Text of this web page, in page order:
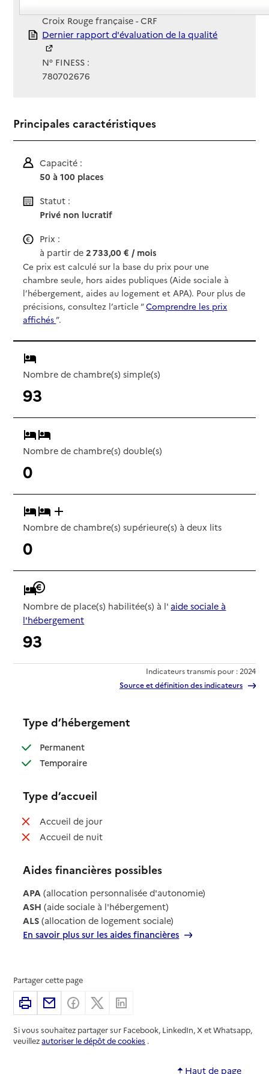
Croix Rouge française - CRF
Rapport HAS
Dernier rapport d'évaluation de la qualité
N° FINESS :
780702676
Principales caractéristiques
Capacité :
50 à 100 places
Statut :
Privé non lucratif
Prix :
à partir de2 733,00 € / mois
Ce prix est calculé sur la base du prix pour une
chambre seule, hors aides publiques (Aide sociale à
l’hébergement, aides au logement et APA). Pour plus de
précisions, consultez l’article “Comprendre les prix
affichés”.
Nombre de chambre(s) simple(s)
93
Nombre de chambre(s) double(s)
0
Nombre de chambre(s) supérieure(s) à deux lits
0
Nombre de place(s) habilitée(s) à l' aide sociale à
l'hébergement
93
Indicateurs transmis pour : 2024
Source et définition des indicateurs
Type d’hébergement
Permanent: disponible
Temporaire: disponible
Type d’accueil
Accueil de jour: non disponible
Accueil de nuit: non disponible
Aides financières possibles
APA (allocation personnalisée d'autonomie)
ASH (aide sociale à l'hébergement)
ALS (allocation de logement sociale)
En savoir plus sur les aides financières
Partager cette page
ImprimerPartager par email
Partager sur Facebook
Partager sur X
Si vous souhaitez partager sur Facebook, LinkedIn, X et Whatsapp,
veuillezautoriser le dépôt de cookies .
Haut de page